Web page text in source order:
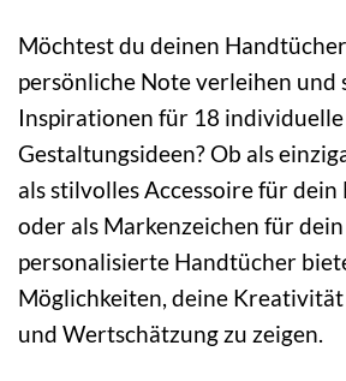
Möchtest du deinen
persönliche Note verleihen und
Inspirationen für 18 individuelle
Gestaltungsideen? Ob als
als stilvolles Accessoire für dein
oder als Markenzeichen für
personalisierte Handtücher
Möglichkeiten, deine
und Wertschätzung zu zeigen.